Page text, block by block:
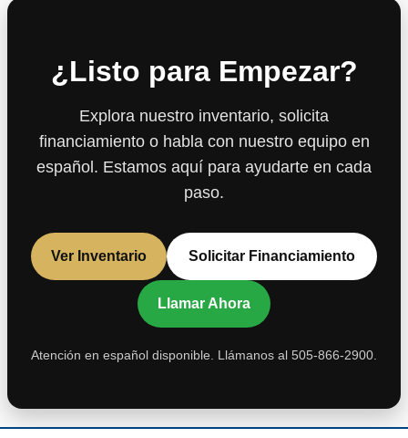
¿Listo para Empezar?
Explora nuestro inventario, solicita
financiamiento o habla con nuestro equipo en
español. Estamos aquí para ayudarte en cada
paso.
Ver Inventario Solicitar Financiamiento
Llamar Ahora
Atención en español disponible. Llámanos al 505-866-2900.